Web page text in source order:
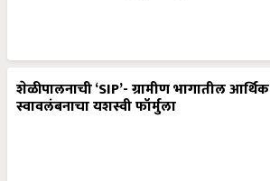
शेळीपालनाची ‘SIP’- ग्रामीण भागातील आर्थिक
स्वावलंबनाचा यशस्वी फॉर्मुला